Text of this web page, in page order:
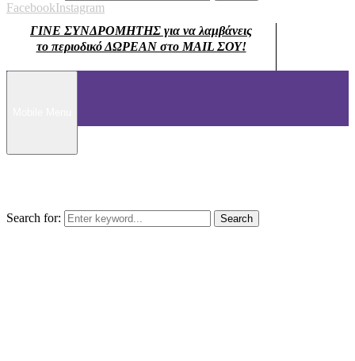
FacebookInstagram
ΓΙΝΕ ΣΥΝΔΡΟΜΗΤΗΣ για να λαμβάνεις
το περιοδικό ΔΩΡΕΑΝ στο MAIL ΣΟΥ!
Search for: Search